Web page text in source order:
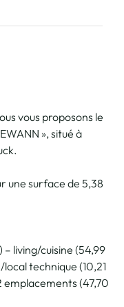
vous proposons le
», situé à
une surface de 5,38
– living/cuisine (54,99
local technique (10,21
emplacements (47,70